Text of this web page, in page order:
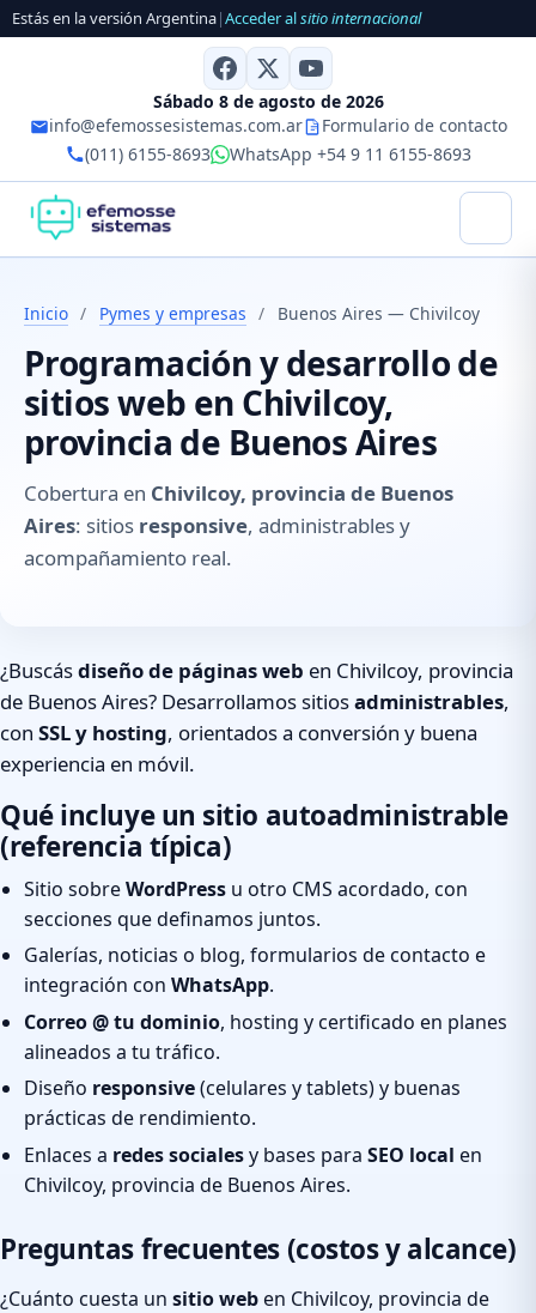
Estás en la versión Argentina|Acceder alsitio internacional
Sábado 8 de agosto de 2026
info@efemossesistemas.com.ar
Formulario de contacto
(011) 6155-8693
WhatsApp +54 9 11 6155-8693
Inicio / Pymes y empresas / Buenos Aires — Chivilcoy
Programación y desarrollo de
sitios web en Chivilcoy,
provincia de Buenos Aires
Cobertura en Chivilcoy, provincia de Buenos
Aires: sitios responsive, administrables y
acompañamiento real.
¿Buscásdiseño de páginas web en Chivilcoy, provincia
de Buenos Aires? Desarrollamos sitiosadministrables,
con SSL y hosting, orientados a conversión y buena
experiencia en móvil.
Qué incluye un sitio autoadministrable
(referencia típica)
Sitio sobreWordPress u otro CMS acordado, con
secciones que definamos juntos.
Galerías, noticias o blog, formularios de contacto e
integración con WhatsApp.
Correo @ tu dominio, hosting y certificado en planes
alineados a tu tráfico.
Diseño responsive(celulares y tablets) y buenas
prácticas de rendimiento.
Enlaces a redes socialesy bases para SEO local en
Chivilcoy, provincia de Buenos Aires.
Preguntas frecuentes (costos y alcance)
¿Cuánto cuesta un sitio weben Chivilcoy, provincia de